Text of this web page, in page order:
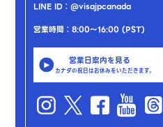
LINE ID：@visajpcanada
営業時間：8:00～16:00 (PST)
営業日案内を見る
カナダの祝日はお休みをいただきます。